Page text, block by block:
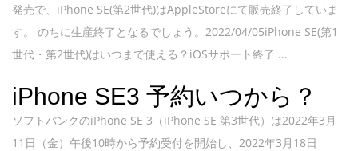
発売で、iPhone SE(第2世代)はAppleStoreにて販売終了していま
す。 のちに生産終了となるでしょう。2022/04/05iPhone SE(第1
世代・第2世代)はいつまで使える？iOSサポート終了 ...
iPhone SE3 予約いつから？
ソフトバンクのiPhone SE 3（iPhone SE 第3世代）は2022年3月
11日（金）午後10時から予約受付を開始し、2022年3月18日